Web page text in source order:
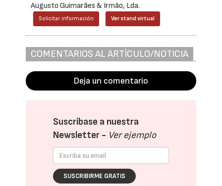
Augusto Guimarães & Irmão, Lda.
Solicitar información Ver stand virtual
COMENTARIOS AL ARTÍCULO/NOTICIA
Deja un comentario
Suscríbase a nuestra
Newsletter - Ver ejemplo
SUSCRIBIRME GRATIS